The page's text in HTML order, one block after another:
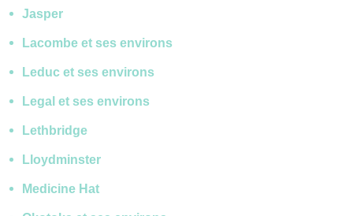
Jasper
Lacombe et ses environs
Leduc et ses environs
Legal et ses environs
Lethbridge
Lloydminster
Medicine Hat